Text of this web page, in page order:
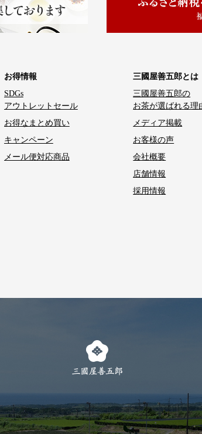
お得情報
SDGs
アウトレットセール
お得なまとめ買い
キャンペーン
メール便対応商品
三國屋善五郎とは
三國屋善五郎の
お茶が選ばれる理
メディア掲載
お客様の声
会社概要
店舗情報
採用情報